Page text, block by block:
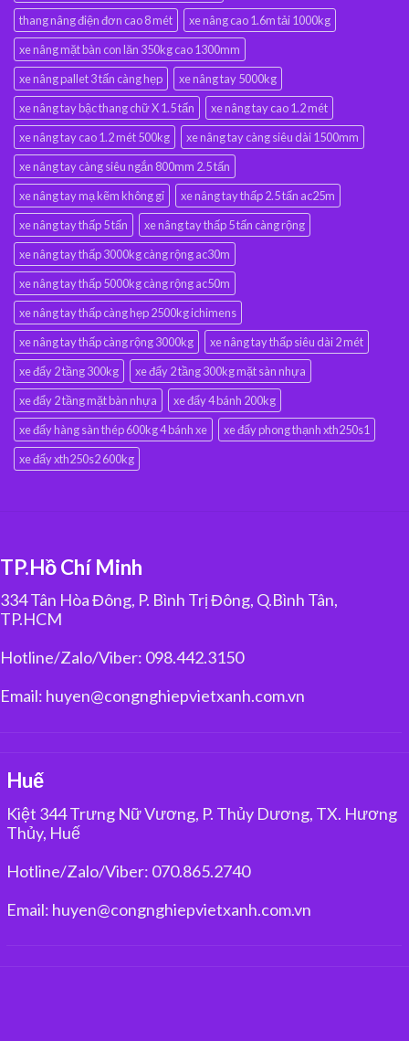
thang nâng điện đơn cao 8 mét
xe nâng cao 1.6m tải 1000kg
xe nâng mặt bàn con lăn 350kg cao 1300mm
xe nâng pallet 3 tấn càng hẹp
xe nâng tay 5000kg
xe nâng tay bậc thang chữ X 1.5 tấn
xe nâng tay cao 1.2 mét
xe nâng tay cao 1.2 mét 500kg
xe nâng tay càng siêu dài 1500mm
xe nâng tay càng siêu ngắn 800mm 2.5 tấn
xe nâng tay mạ kẽm không gỉ
xe nâng tay thấp 2.5 tấn ac25m
xe nâng tay thấp 5 tấn
xe nâng tay thấp 5 tấn càng rộng
xe nâng tay thấp 3000kg càng rộng ac30m
xe nâng tay thấp 5000kg càng rộng ac50m
xe nâng tay thấp càng hẹp 2500kg ichimens
xe nâng tay thấp càng rộng 3000kg
xe nâng tay thấp siêu dài 2 mét
xe đẩy 2 tầng 300kg
xe đẩy 2 tầng 300kg mặt sàn nhựa
xe đẩy 2 tầng mặt bàn nhựa
xe đẩy 4 bánh 200kg
xe đẩy hàng sàn thép 600kg 4 bánh xe
xe đẩy phong thạnh xth250s1
xe đẩy xth250s2 600kg
TP.Hồ Chí Minh
334 Tân Hòa Đông, P. Bình Trị Đông, Q.Bình Tân,
TP.HCM
Hotline/Zalo/Viber: 098.442.3150
Email: huyen@congnghiepvietxanh.com.vn
Huế
Kiệt 344 Trưng Nữ Vương, P. Thủy Dương, TX. Hương
Thủy, Huế
Hotline/Zalo/Viber: 070.865.2740
Email: huyen@congnghiepvietxanh.com.vn